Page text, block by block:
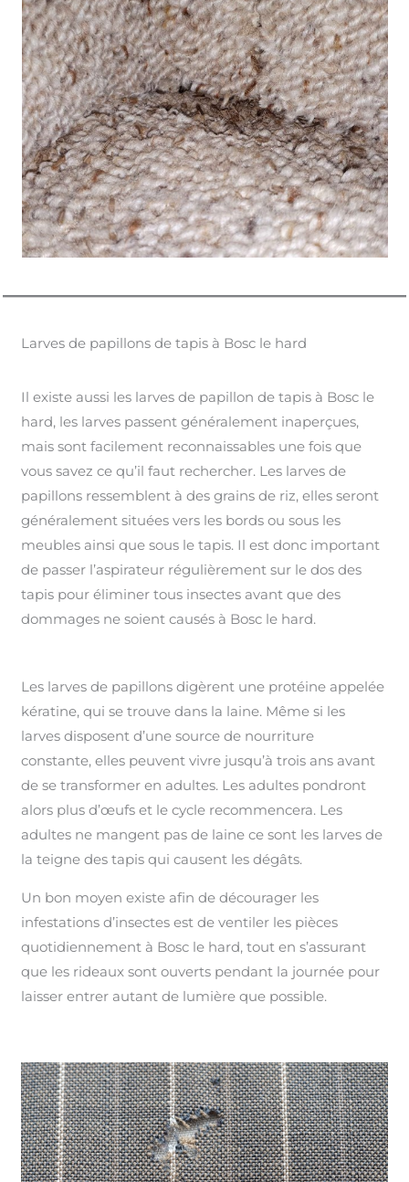
Larves de papillons de tapis à Bosc le hard
Il existe aussi les larves de papillon de tapis à Bosc le
hard, les larves passent généralement inaperçues,
mais sont facilement reconnaissables une fois que
vous savez ce qu’il faut rechercher. Les larves de
papillons ressemblent à des grains de riz, elles seront
généralement situées vers les bords ou sous les
meubles ainsi que sous le tapis. Il est donc important
de passer l’aspirateur régulièrement sur le dos des
tapis pour éliminer tous insectes avant que des
dommages ne soient causés à Bosc le hard.
Les larves de papillons digèrent une protéine appelée
kératine, qui se trouve dans la laine. Même si les
larves disposent d’une source de nourriture
constante, elles peuvent vivre jusqu’à trois ans avant
de se transformer en adultes. Les adultes pondront
alors plus d’œufs et le cycle recommencera. Les
adultes ne mangent pas de laine ce sont les larves de
la teigne des tapis qui causent les dégâts.
Un bon moyen existe afin de décourager les
infestations d’insectes est de ventiler les pièces
quotidiennement à Bosc le hard, tout en s’assurant
que les rideaux sont ouverts pendant la journée pour
laisser entrer autant de lumière que possible.